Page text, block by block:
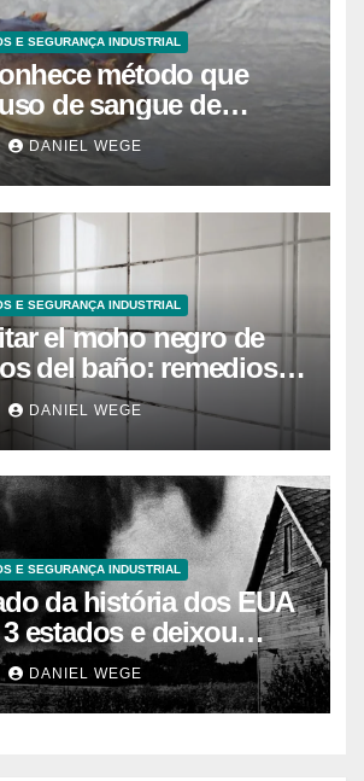
E SEGURANÇA INDUSTRIAL
método que
de sangue de
ferradura em testes
DANIEL WEGE
E SEGURANÇA INDUSTRIAL
el moho negro de
del baño: remedios
DANIEL WEGE
E SEGURANÇA INDUSTRIAL
da história dos EUA
estados e deixou
mortos
DANIEL WEGE